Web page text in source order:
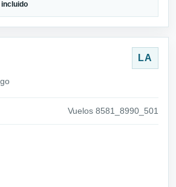
LA
Vuelos 8581_8990_501